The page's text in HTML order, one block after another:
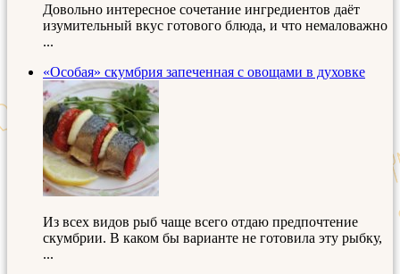
Довольно интересное сочетание ингредиентов даёт
изумительный вкус готового блюда, и что немаловажно
...
«Особая» скумбрия запеченная с овощами в духовке
Из всех видов рыб чаще всего отдаю предпочтение
скумбрии. В каком бы варианте не готовила эту рыбку,
...